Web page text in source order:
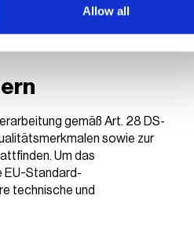
Allow all
Art, sowie an der
auf gleiche oder ähnliche
gemäß Art. 28 DS-
sowie zur
Um das
EU-Standard-
technische und